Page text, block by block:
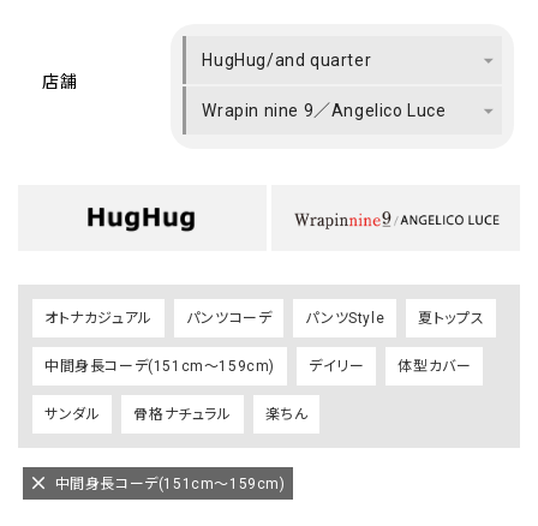
店舗
HugHug/and quarter
Wrapin nine 9／Angelico Luce
オトナカジュアル パンツコーデ パンツStyle 夏トップス
中間身長コーデ(151cm～159cm) デイリー 体型カバー
サンダル 骨格ナチュラル 楽ちん
中間身長コーデ(151cm～159cm)